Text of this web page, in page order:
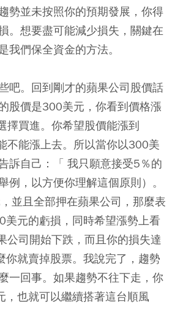
勢並未按照你的預期發展，你得
。想要盡可能減少損失，關鍵在
我們保全資金的方法。
吧。回到剛才的蘋果公司股價話
股價是300美元，你看到價格漲
擇買進。你希望股價能漲到
不能漲上去。所以當你以300美
訴自己：「 我只願意接受5％的
例，以方便你理解這個原則）。
並且全部押在蘋果公司，那麼表
美元的虧損，同時希望漲勢上看
公司開始下跌，而且你的損失達
就賣掉股票。我說完了，趨勢
一回事。如果趨勢不往下走，你
也就可以繼續搭著這台順風